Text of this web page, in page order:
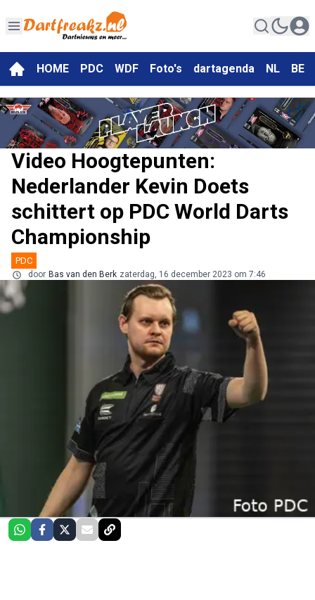
HOME PDC WDF Foto's dartagenda NL BE
Video Hoogtepunten:
Nederlander Kevin Doets
schittert op PDC World Darts
Championship
PDC
door Bas van den Berk zaterdag, 16 december 2023 om 7:46